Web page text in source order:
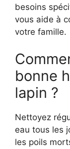
besoins
vous aide à
votre famille.
bonne
lapin ?
Nettoyez
eau tous les
les poils